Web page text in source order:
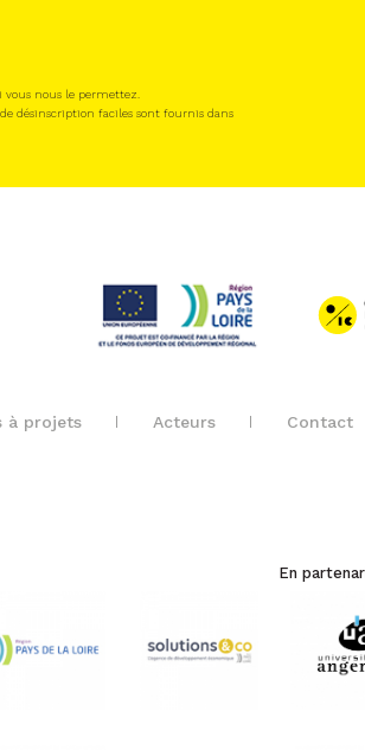
vous nous le permettez.
désinscription faciles sont fournis dans
à projets Acteurs Contact
En